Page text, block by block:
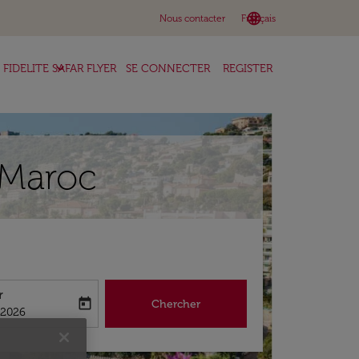
Nous contacter language
Français
keyboard_arrow_down
FIDELITE SAFAR FLYER
keyboard_arrow_down SE CONNECTER REGISTER
return-date-aria-label
today Chercher